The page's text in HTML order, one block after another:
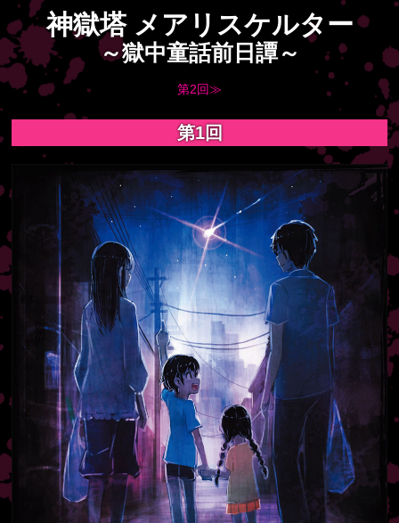
神獄塔 メアリスケルター
～獄中童話前日譚～
第2回≫
第1回